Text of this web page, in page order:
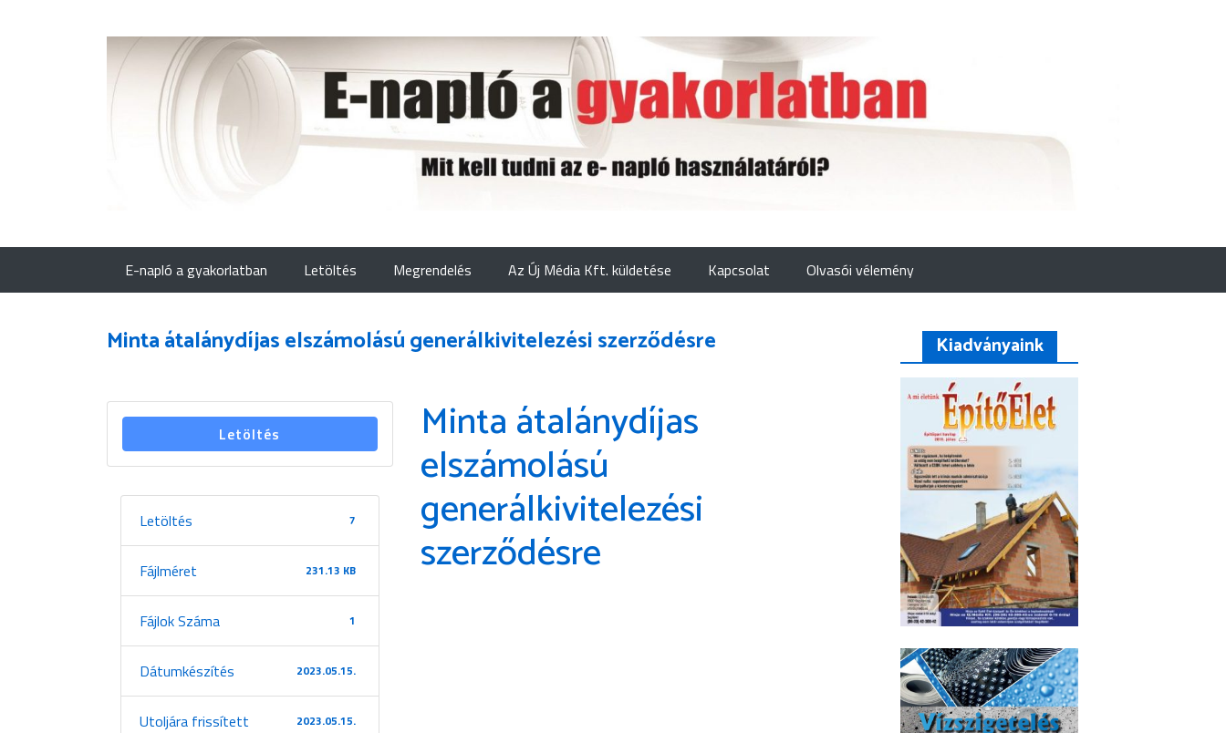
E-napló a gyakorlatban Letöltés Megrendelés Az Új Média Kft. küldetése Kapcsolat Olvasói vélemény
Minta átalánydíjas elszámolású generálkivitelezési szerződésre
Letöltés
Letöltés 7
Fájlméret 231.13 KB
Fájlok Száma 1
Dátumkészítés 2023.05.15.
Utoljára frissített 2023.05.15.
Minta átalánydíjas
elszámolású
generálkivitelezési
szerződésre
Kiadványaink